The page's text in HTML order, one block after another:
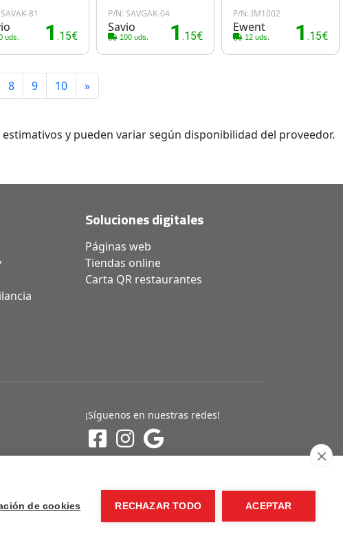
de cookies RECHAZAR TODO ACEPTAR
81
uds. 1.15€
P/N: SAVGAK-04
Savio
100 uds. 1.15€
P/N: IM1002
Ewent
12 uds. 1 .15€
8 9 10 »
estimativos y pueden variar según disponibilidad del proveedor.
Soluciones digitales
Páginas web
Tiendas online
Carta QR restaurantes
¡Síguenos en nuestras redes!